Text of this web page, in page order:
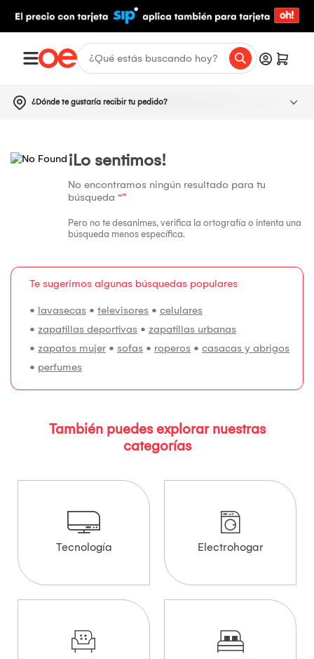
¿Dónde te gustaría recibir tu pedido?
¡Lo sentimos!
No encontramos ningún resultado para tu
búsqueda “”
Pero no te desanimes, verifica la ortografía o intenta una
búsqueda menos específica.
Te sugerimos algunas búsquedas populares
• lavasecas • televisores • celulares
• zapatillas deportivas • zapatillas urbanas
• zapatos mujer • sofas • roperos • casacas y abrigos
• perfumes
También puedes explorar nuestras
categorías
Tecnología Electrohogar